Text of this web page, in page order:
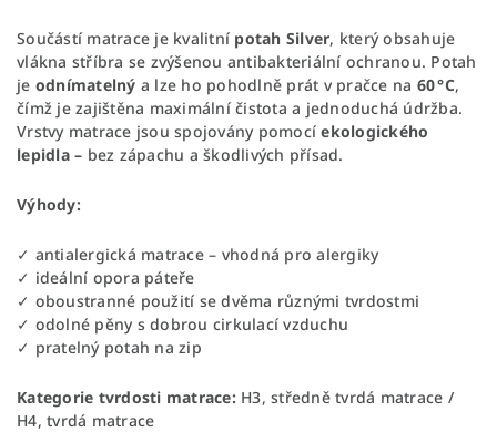
Součástí matrace je kvalitní potah Silver, který obsahuje
vlákna stříbra se zvýšenou antibakteriální ochranou. Potah
je odnímatelný a lze ho pohodlně prát v pračce na 60 °C,
čímž je zajištěna maximální čistota a jednoduchá údržba.
Vrstvy matrace jsou spojovány pomocíekologického
lepidla – bez zápachu a škodlivých přísad.
Výhody:
✓ antialergická matrace – vhodná pro alergiky
✓ ideální opora páteře
✓ oboustranné použití se dvěma různými tvrdostmi
✓ odolné pěny s dobrou cirkulací vzduchu
✓ pratelný potah na zip
Kategorie tvrdosti matrace:H3, středně tvrdá matrace /
H4, tvrdá matrace